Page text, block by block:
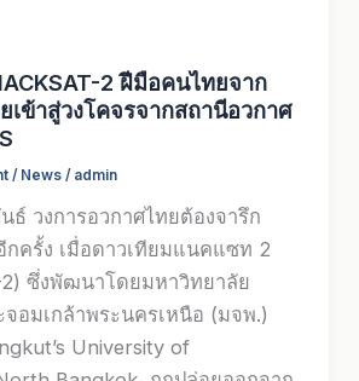
2 ฝีมือคนไทยจาก
เข้าสู่วงโคจรจากสถานีอวกาศ
/ News/ admin
ธ์ วงการอวกาศไทยต้องจารึก
กครั้ง เมื่อดาวเทียมแนคแซท 2
2) ซึ่งพัฒนาโดยมหาวิทยาลัย
จอมเกล้าพระนครเหนือ (มจพ.)
University of